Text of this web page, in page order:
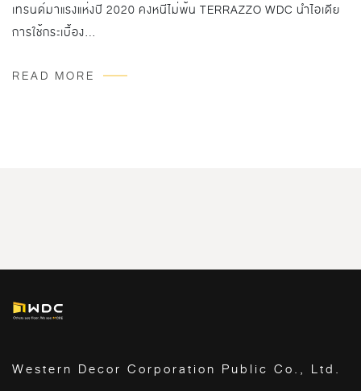
เทรนด์มาแรงแห่งปี 2020 คงหนีไม่พ้น TERRAZZO WDC นำไอเดีย
การใช้กระเบื้อง…
READ MORE
Western Decor Corporation Public Co., Ltd.